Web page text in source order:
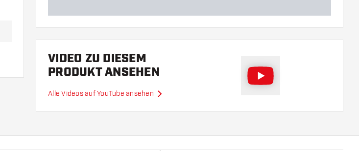
VIDEO ZU DIESEM
PRODUKT ANSEHEN
Alle Videos auf YouTube ansehen